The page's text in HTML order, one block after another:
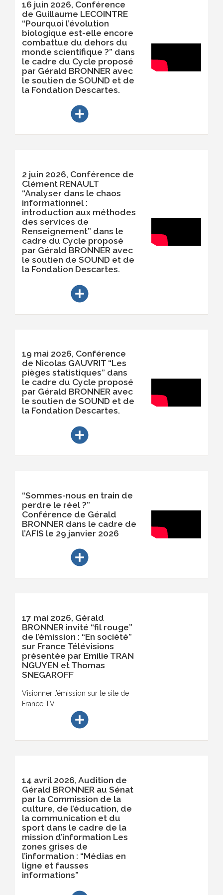
16 juin 2026, Conférence
de Guillaume LECOINTRE
“Pourquoi l’évolution
biologique est-elle encore
combattue du dehors du
monde scientifique ?” dans
le cadre du Cycle proposé
par Gérald BRONNER avec
le soutien de SOUND et de
la Fondation Descartes.
add_circle
2 juin 2026, Conférence de
Clément RENAULT
“Analyser dans le chaos
informationnel :
introduction aux méthodes
des services de
Renseignement” dans le
cadre du Cycle proposé
par Gérald BRONNER avec
le soutien de SOUND et de
la Fondation Descartes.
add_circle
19 mai 2026, Conférence
de Nicolas GAUVRIT “Les
pièges statistiques” dans
le cadre du Cycle proposé
par Gérald BRONNER avec
le soutien de SOUND et de
la Fondation Descartes.
add_circle
“Sommes-nous en train de
perdre le réel ?”
Conférence de Gérald
BRONNER dans le cadre de
l’AFIS le 29 janvier 2026
add_circle
17 mai 2026, Gérald
BRONNER invité “fil rouge”
de l’émission : “En société”
sur France Télévisions
présentée par Emilie TRAN
NGUYEN et Thomas
SNEGAROFF
Visionner l’émission sur le site de
France TV
add_circle
14 avril 2026, Audition de
Gérald BRONNER au Sénat
par la Commission de la
culture, de l’éducation, de
la communication et du
sport dans le cadre de la
mission d’information Les
zones grises de
l’information : “Médias en
ligne et fausses
informations”